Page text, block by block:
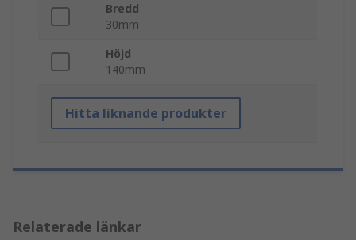
Bredd
30mm
Höjd
140mm
Hitta liknande produkter
Relaterade länkar